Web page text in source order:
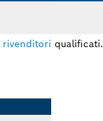
rivenditori qualificati.